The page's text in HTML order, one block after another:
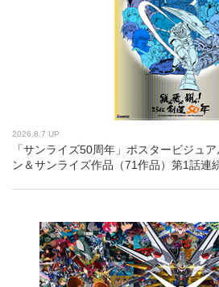
2026.8.7 UP
「サンライズ50周年」ポスタービジュ
ン＆サンライズ作品（71作品）第1話連